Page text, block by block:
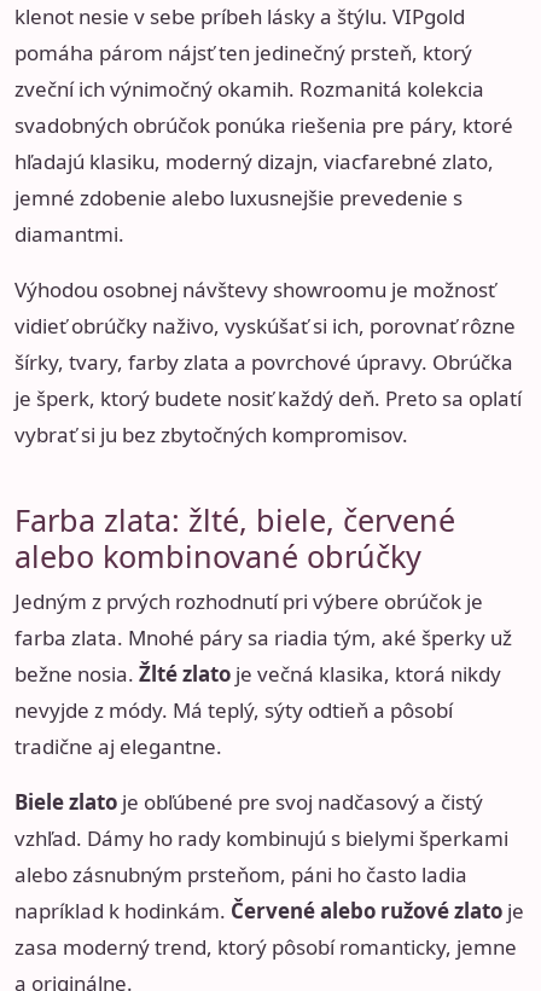
klenot nesie v sebe príbeh lásky a štýlu. VIPgold
pomáha párom nájsť ten jedinečný prsteň, ktorý
zveční ich výnimočný okamih. Rozmanitá kolekcia
svadobných obrúčok ponúka riešenia pre páry, ktoré
hľadajú klasiku, moderný dizajn, viacfarebné zlato,
jemné zdobenie alebo luxusnejšie prevedenie s
diamantmi.
Výhodou osobnej návštevy showroomu je možnosť
vidieť obrúčky naživo, vyskúšať si ich, porovnať rôzne
šírky, tvary, farby zlata a povrchové úpravy. Obrúčka
je šperk, ktorý budete nosiť každý deň. Preto sa oplatí
vybrať si ju bez zbytočných kompromisov.
Farba zlata: žlté, biele, červené
alebo kombinované obrúčky
Jedným z prvých rozhodnutí pri výbere obrúčok je
farba zlata. Mnohé páry sa riadia tým, aké šperky už
bežne nosia. Žlté zlato je večná klasika, ktorá nikdy
nevyjde z módy. Má teplý, sýty odtieň a pôsobí
tradične aj elegantne.
Biele zlato je obľúbené pre svoj nadčasový a čistý
vzhľad. Dámy ho rady kombinujú s bielymi šperkami
alebo zásnubným prsteňom, páni ho často ladia
napríklad k hodinkám. Červené alebo ružové zlato je
zasa moderný trend, ktorý pôsobí romanticky, jemne
a originálne.